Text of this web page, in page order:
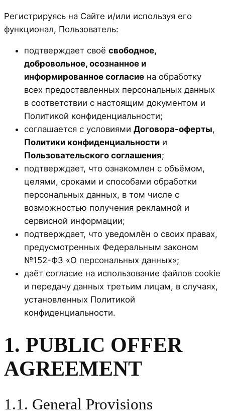
Регистрируясь на Сайте и/или используя его
функционал, Пользователь:
подтверждает своё свободное,
добровольное, осознанное и
информированное согласие на обработку
всех предоставленных персональных данных
в соответствии с настоящим документом и
Политикой конфиденциальности;
соглашается с условиями Договора-оферты,
Политики конфиденциальности и
Пользовательского соглашения;
подтверждает, что ознакомлен с объёмом,
целями, сроками и способами обработки
персональных данных, в том числе с
возможностью получения рекламной и
сервисной информации;
подтверждает, что уведомлён о своих правах,
предусмотренных Федеральным законом
№152-ФЗ «О персональных данных»;
даёт согласие на использование файлов cookie
и передачу данных третьим лицам, в случаях,
установленных Политикой
конфиденциальности.
1. PUBLIC OFFER
AGREEMENT
1.1. General Provisions